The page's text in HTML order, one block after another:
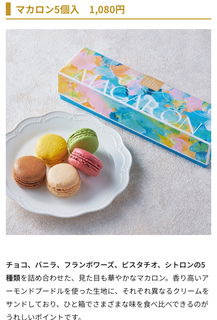
マカロン5個入 1,080円
チョコ、バニラ、フランボワーズ、ピスタチオ、シトロンの5
種類を詰め合わせた、見た目も華やかなマカロン。香り高いア
ーモンドプードルを使った生地に、それぞれ異なるクリームを
サンドしており、ひと箱でさまざまな味を食べ比べできるのが
うれしいポイントです。